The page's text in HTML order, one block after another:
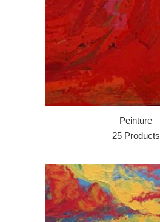
Peinture
25 Products